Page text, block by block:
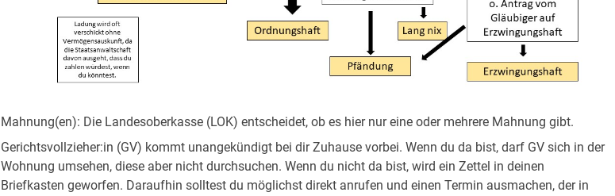
Mahnung(en): Die Landesoberkasse (LOK) entscheidet, ob es hier nur eine oder mehrere Mahnung gibt.
Gerichtsvollzieher:in (GV) kommt unangekündigt bei dir Zuhause vorbei. Wenn du da bist, darf GV sich in der
Wohnung umsehen, diese aber nicht durchsuchen. Wenn du nicht da bist, wird ein Zettel in deinen
Briefkasten geworfen. Daraufhin solltest du möglichst direkt anrufen und einen Termin ausmachen, der in